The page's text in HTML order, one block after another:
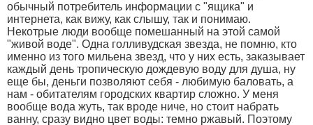
обычный потребитель информации с "ящика" и
интернета, как вижу, как слышу, так и понимаю.
Некотрые люди вообще помешанный на этой самой
"живой воде". Одна голливудская звезда, не помню, кто
именно из того мильена звезд, что у них есть, заказывает
каждый день тропическую дождевую воду для душа, ну
еще бы, деньги позволяют себя - любимую баловать, а
нам - обитателям городских квартир сложно. У меня
вообще вода жуть, так вроде ниче, но стоит набрать
ванну, сразу видно цвет воды: темно ржавый. Поэтому